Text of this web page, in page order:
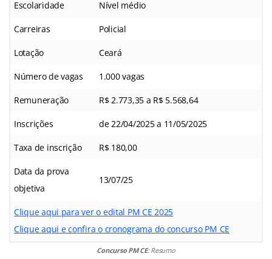
Escolaridade Nível médio
Carreiras Policial
Lotação Ceará
Número de vagas 1.000 vagas
Remuneração R$ 2.773,35 a R$ 5.568,64
Inscrições de 22/04/2025 a 11/05/2025
Taxa de inscrição R$ 180,00
Data da prova
objetiva
13/07/25
Clique aqui para ver o edital PM CE 2025
Clique aqui e confira o cronograma do concurso PM CE
Concurso PM CE: Resumo